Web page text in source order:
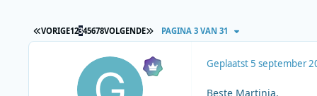
EERSTE PAGINA
VORIGE12345678VOLGENDE LAATSTE PAGINA
PAGINA 3 VAN 31
Geplaatst5 september
Beste Martinja,